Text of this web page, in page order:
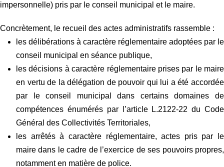
impersonnelle) pris par le conseil municipal et le maire.
Concrètement, le recueil des actes administratifs rassemble :
les délibérations à caractère réglementaire adoptées par le
conseil municipal en séance publique,
les décisions à caractère réglementaire prises par le maire
en vertu de la délégation de pouvoir qui lui a été accordée
par le conseil municipal dans certains domaines de
compétences énumérés par l’article L.2122-22 du Code
Général des Collectivités Territoriales,
les arrêtés à caractère réglementaire, actes pris par le
maire dans le cadre de l’exercice de ses pouvoirs propres,
notamment en matière de police.